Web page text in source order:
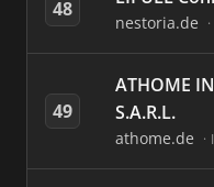
48
nestoria.de
49
ATHOME
S.A.R.L.
athome.de